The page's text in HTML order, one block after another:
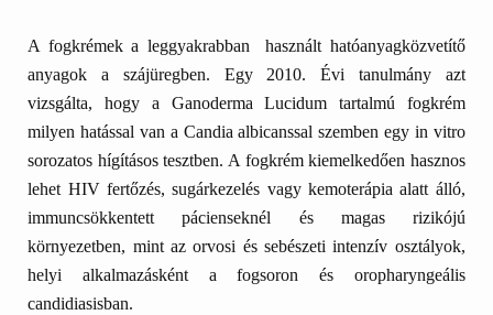
A fogkrémek a leggyakrabban használt hatóanyagközvetítő
anyagok a szájüregben. Egy 2010. Évi tanulmány azt
vizsgálta, hogy a Ganoderma Lucidum tartalmú fogkrém
milyen hatással van a Candia albicanssal szemben egy in vitro
sorozatos hígításos tesztben. A fogkrém kiemelkedően hasznos
lehet HIV fertőzés, sugárkezelés vagy kemoterápia alatt álló,
immuncsökkentett pácienseknél és magas rizikójú
környezetben, mint az orvosi és sebészeti intenzív osztályok,
helyi alkalmazásként a fogsoron és oropharyngeális
candidiasisban.